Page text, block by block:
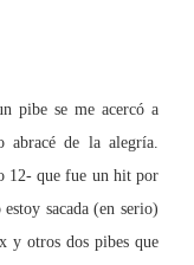
pibe se me acercó a
abracé de la alegría.
12- que fue un hit por
sacada (en serio)
y otros dos pibes que